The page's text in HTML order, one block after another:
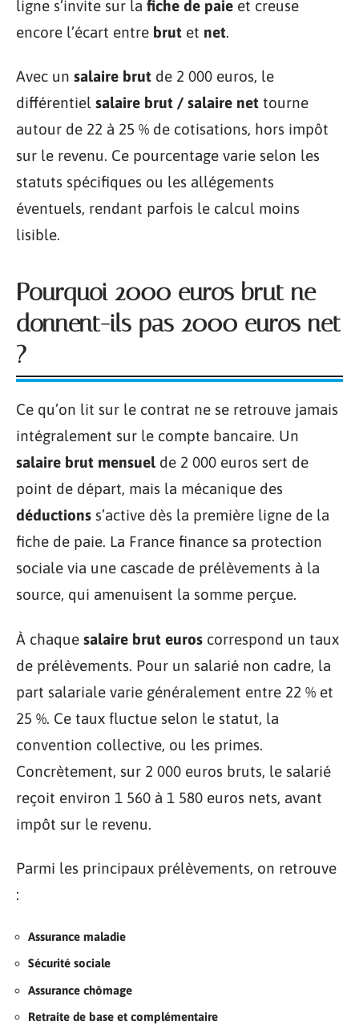
ligne s’invite sur la fiche de paie et creuse
encore l’écart entre brut et net.
Avec un salaire brut de 2 000 euros, le
différentiel salaire brut / salaire net tourne
autour de 22 à 25 % de cotisations, hors impôt
sur le revenu. Ce pourcentage varie selon les
statuts spécifiques ou les allégements
éventuels, rendant parfois le calcul moins
lisible.
Pourquoi 2000 euros brut ne
donnent-ils pas 2000 euros net
?
Ce qu’on lit sur le contrat ne se retrouve jamais
intégralement sur le compte bancaire. Un
salaire brut mensuel de 2 000 euros sert de
point de départ, mais la mécanique des
déductions s’active dès la première ligne de la
fiche de paie. La France finance sa protection
sociale via une cascade de prélèvements à la
source, qui amenuisent la somme perçue.
À chaque salaire brut euros correspond un taux
de prélèvements. Pour un salarié non cadre, la
part salariale varie généralement entre 22 % et
25 %. Ce taux fluctue selon le statut, la
convention collective, ou les primes.
Concrètement, sur 2 000 euros bruts, le salarié
reçoit environ 1 560 à 1 580 euros nets, avant
impôt sur le revenu.
Parmi les principaux prélèvements, on retrouve
:
Assurance maladie
Sécurité sociale
Assurance chômage
Retraite de base et complémentaire